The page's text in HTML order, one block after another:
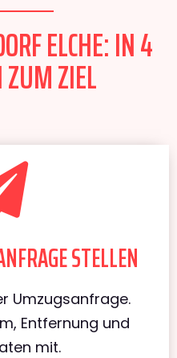
ELCHE: IN 4
ZIEL
STELLEN
Umzugsanfrage.
Entfernung und
mit.